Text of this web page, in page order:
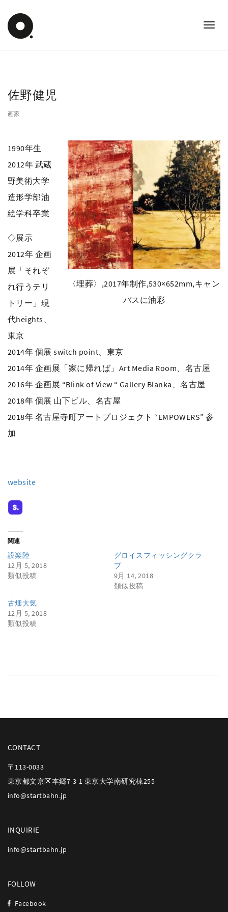
content
佐野健児
画家
〈埋葬〉,2017年制作,530×652mm,キャン
バスに油彩
1990年生
2012年 武蔵
野美術大学
造形学部油
絵学科卒業
◇展示
2012年 企画
展「それぞ
れ行うテリ
トリー」現
代heights、
東京
2014年 個展 switch point、東京
2014年 企画展「家に帰れば」Art Media Room、名古屋
2016年 企画展 “Blink of View “ Gallery Blanka、名古屋
2018年 個展 山下ビル、名古屋
2018年 名古屋寺町アートプロジェクト “EMPOWERS” 参
加
website
関連
設楽陸
12月 5, 2018
類似投稿
グロイスフィッシングクラ
ブ
9月 14, 2018
類似投稿
古畑大気
12月 5, 2018
類似投稿
CONTACT
〒113-0033
東京都文京区本郷7-3-1 東京大学南研究棟255
info@startbahn.jp
INQUIRIE
info@startbahn.jp
FOLLOW
Facebook